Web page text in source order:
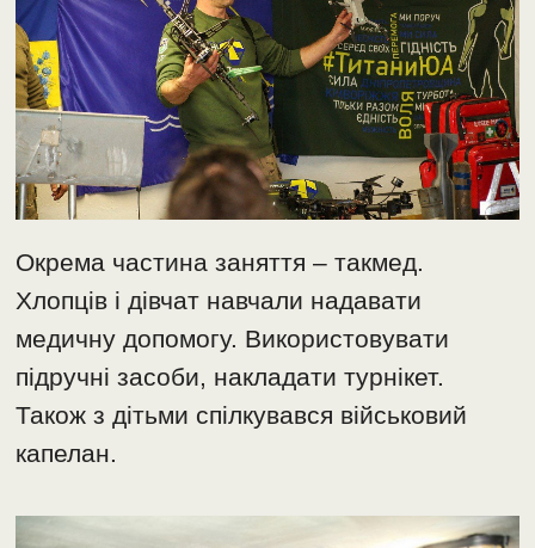
Окрема частина заняття – такмед.
Хлопців і дівчат навчали надавати
медичну допомогу. Використовувати
підручні засоби, накладати турнікет.
Також з дітьми спілкувався військовий
капелан.